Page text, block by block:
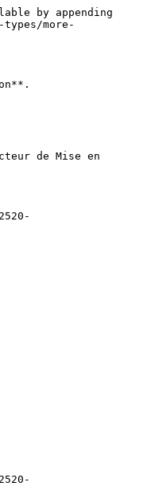
by appending
more-
de Mise en